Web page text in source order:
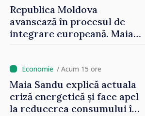
Republica Moldova
avansează în procesul de
integrare europeană. Maia
/ Acum 15 ore
Maia Sandu explică actuala
criză energetică și face apel
la reducerea consumului în